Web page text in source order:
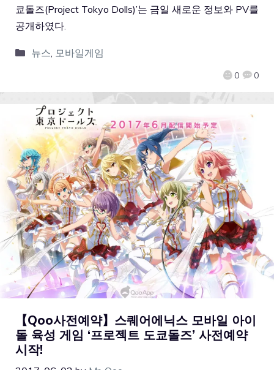
0 0
쿄돌즈(Project Tokyo Dolls)’는 금일 새로운 정보와 PV를
공개하였다.
뉴스, 모바일게임
【Qoo사전예약】스퀘어에닉스 모바일 아이
돌 육성 게임 ‘프로젝트 도쿄돌즈’ 사전예약
시작!